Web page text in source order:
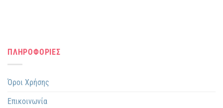
ΠΛΗΡΟΦΟΡΙΕΣ
Όροι Χρήσης
Επικοινωνία